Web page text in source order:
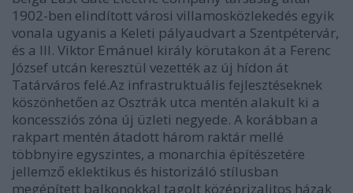
1902-ben elindított városi villamosközlekedés egyik
vonala ugyanis a Keleti pályaudvart a Szentpétervár,
és a III. Viktor Emánuel király körutakon át a Ferenc
József utcán keresztül vezették az új hídon át
Tatárváros felé.Az infrastruktuális fejlesztéseknek
köszönhetően az Osztrák utca mentén alakult ki a
koncessziós zóna új üzleti negyede. A korábban a
rakpart mentén átadott három raktár mellé
többnyire egyszintes, a monarchia építészetére
jellemző eklektikus és historizáló stílusban
megépített balkonokkal tagolt középrizalitos házak